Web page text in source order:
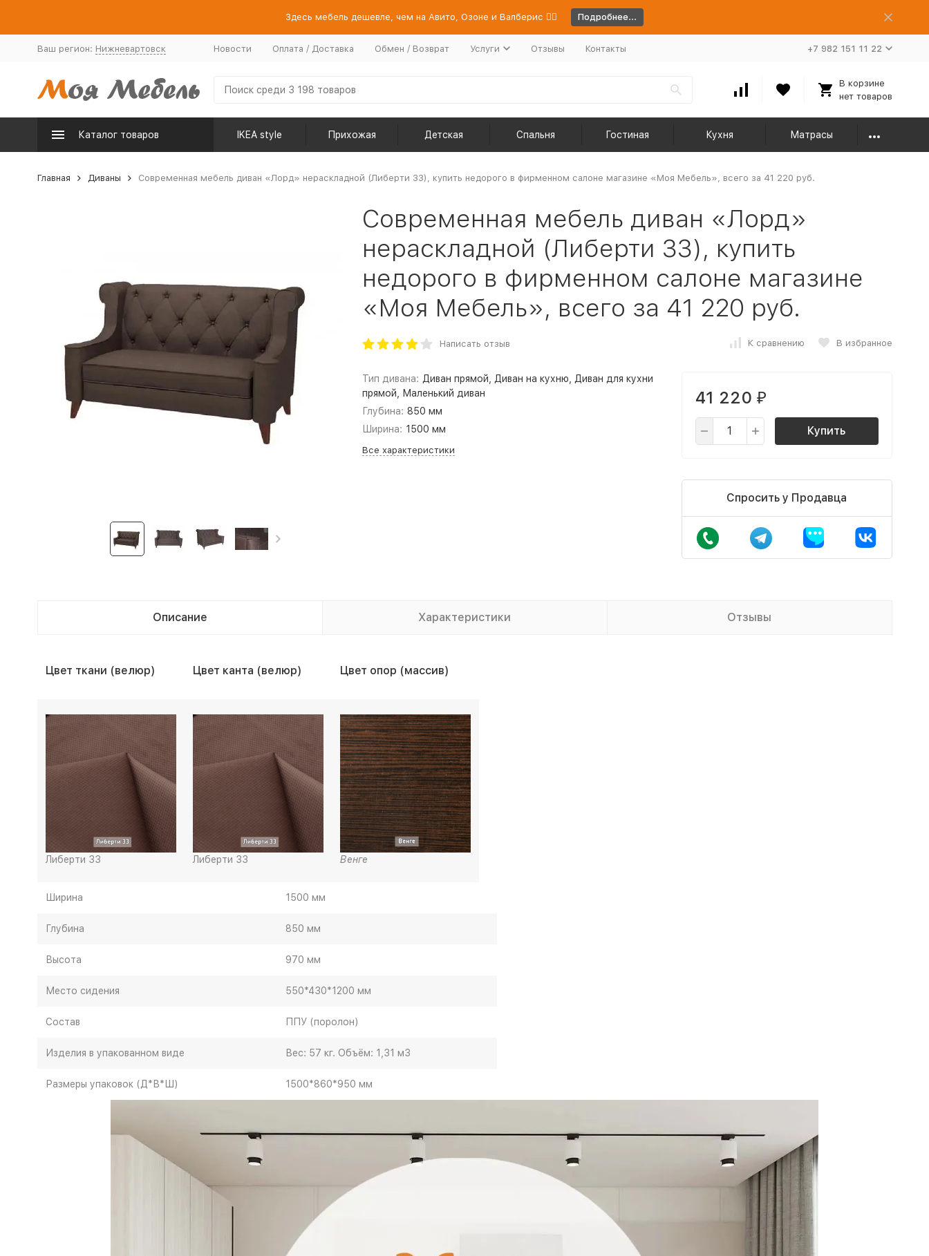
Здесь мебель дешевле, чем на Авито, Озоне и Валберис 👉🏻 Подробнее...
Ваш регион: Нижневартовск Новости Оплата / Доставка Обмен / Возврат Услуги Отзывы Контакты +7 982 151 11 22
В корзине
нет товаров
Каталог товаров IKEA style Прихожая Детская Спальня Гостиная Кухня Матрасы
Главная Диваны Современная мебель диван «Лорд» нераскладной (Либерти 33), купить недорого в фирменном салоне магазине «Моя Мебель», всего за 41 220 руб.
Современная мебель диван «Лорд»
нераскладной (Либерти 33), купить
недорого в фирменном салоне магазине
«Моя Мебель», всего за 41 220 руб.
Написать отзыв К сравнению В избранное
Тип дивана: Диван прямой, Диван на кухню, Диван для кухни
прямой, Маленький диван
Глубина: 850 мм
Ширина: 1500 мм
Все характеристики
41 220 ₽
Купить
Спросить у Продавца
Описание Характеристики Отзывы
Цвет ткани (велюр) Цвет канта (велюр) Цвет опор (массив)
Либерти 33 Либерти 33 Венге
Ширина 1500 мм
Глубина 850 мм
Высота 970 мм
Место сидения 550*430*1200 мм
Состав ППУ (поролон)
Изделия в упакованном виде Вес: 57 кг. Объём: 1,31 м3
Размеры упаковок (Д*В*Ш) 1500*860*950 мм